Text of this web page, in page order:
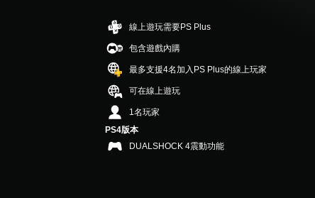
星
（
滿
5
顆
星
）
，
1
線上遊玩需要PS Plus
包含遊戲內購
最多支援4名加入PS Plus的線上玩家
可在線上遊玩
1名玩家
PS4版本
DUALSHOCK 4震動功能